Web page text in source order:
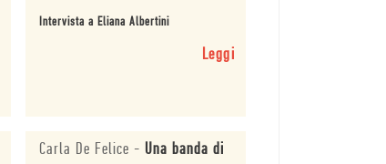
Intervista a Eliana Albertini
Leggi
Carla De Felice - Una banda di